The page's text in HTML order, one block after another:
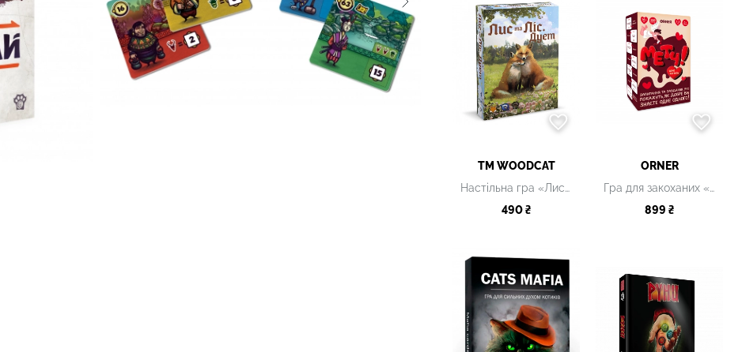
ТМ WOODCAT
Настільна гра «Лис та Ліс. Дует»
490 ₴
ORNER
Гра для закоханих «Метч!»
899 ₴